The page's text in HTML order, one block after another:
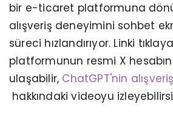
bir e-ticaret platformuna
alışveriş deneyimini sohbet
süreci hızlandırıyor. Linki
platformunun resmi X
ulaşabilir, ChatGPT'nin
hakkındaki videoyu